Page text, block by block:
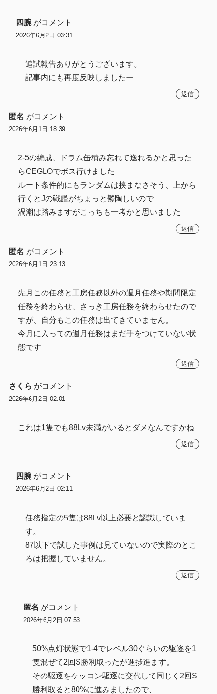
四腕 がコメント
2026年6月2日 03:31
追試報告ありがとうございます。
記事内にも再度反映しましたー
返信
匿名 がコメント
2026年6月1日 18:39
2-5の編成、ドラム缶積み忘れて逸れるかと思った
らCEGLOでボス行けました
ルート条件的にもランダムは挟まなさそう、上から
行くとJの戦艦がちょっと鬱陶しいので
渦潮は踏みますがこっちも一考かと思いました
返信
匿名 がコメント
2026年6月1日 23:13
先月この任務と工房任務以外の週月任務や期間限定
任務を終わらせ、さっき工房任務を終わらせたので
すが、自分もこの任務は出てきていません。
今月に入っての週月任務はまだ手をつけていない状
態です
返信
さくら がコメント
2026年6月2日 02:01
これは1隻でも88Lv未満がいるとダメなんですかね
返信
四腕 がコメント
2026年6月2日 02:11
任務指定の5隻は88Lv以上必要と認識していま
す。
87以下で試した事例は見ていないので実際のとこ
ろは把握していません。
返信
匿名 がコメント
2026年6月2日 07:53
50%点灯状態で1-4でレベル30ぐらいの駆逐を1
隻混ぜて2回S勝利取ったが進捗進まず。
その駆逐をケッコン駆逐に交代して同じく2回S
勝利取ると80%に進みましたので、